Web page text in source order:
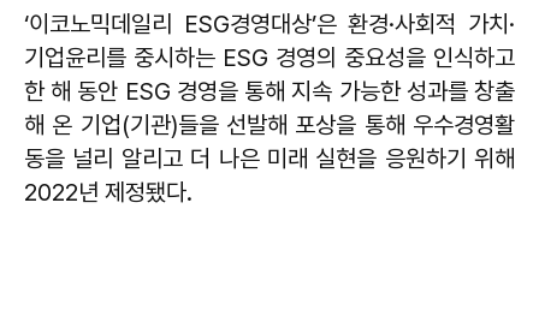
‘이코노믹데일리 ESG경영대상’은 환경·사회적 가치·
기업윤리를 중시하는 ESG 경영의 중요성을 인식하고
한 해 동안 ESG 경영을 통해 지속 가능한 성과를 창출
해 온 기업(기관)들을 선발해 포상을 통해 우수경영활
동을 널리 알리고 더 나은 미래 실현을 응원하기 위해
2022년 제정됐다.